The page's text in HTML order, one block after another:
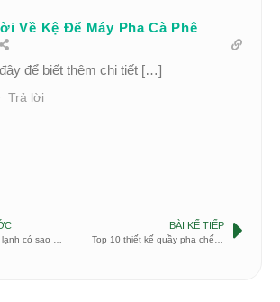
Về Kệ Để Máy Pha Cà Phê
để biết thêm chi tiết […]
Trả lời
BÀI KẾ TIẾP